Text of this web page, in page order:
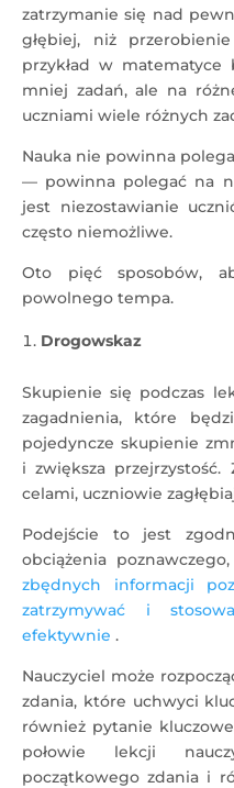
zatrzymanie się nad
głębiej, niż
przykład w matematyce
mniej zadań, ale na
uczniami wiele różnych
Nauka nie powinna
— powinna polegać na
jest niezostawianie
często niemożliwe.
Oto pięć sposobów,
powolnego tempa.
Drogowskaz
Skupienie się podczas
zagadnienia, które
pojedyncze skupienie
i zwiększa
celami, uczniowie
Podejście to jest
obciążenia
zbędnych informacji
zatrzymywać i
efektywnie .
Nauczyciel może
zdania, które uchwyci
również pytanie
połowie lekcji
początkowego zdania i